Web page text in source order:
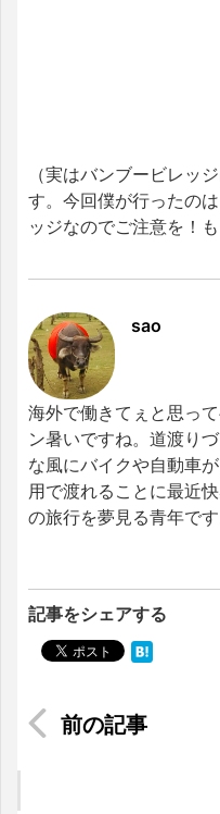
（実はバンブービレッ
す。今回僕が行ったの
ッジなのでご注意を！
sao
海外で働きてぇと思っ
ン暑いですね。道渡り
な風にバイクや自動車
用で渡れることに最近
の旅行を夢見る青年です
記事をシェアする
ベトナムと日本、
日本の歌唱コンテス